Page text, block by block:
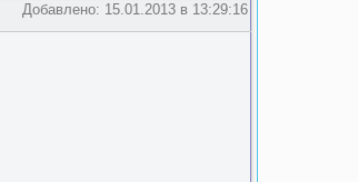
Добавлено: 15.01.2013 в 13:29:16